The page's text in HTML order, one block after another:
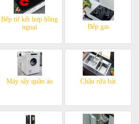
Bếp từ kết hợp hồng
ngoại
Bếp gas
Máy sấy quần áo Chậu rửa bát